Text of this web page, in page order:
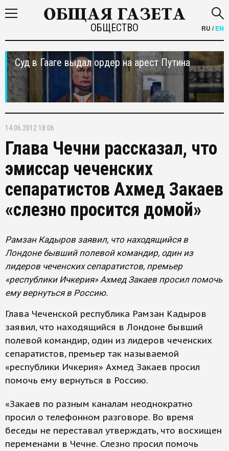
ОБЩЕСТВО RU /EN
Суд в Гааге выдал ордер на арест Путина
14.06.2012 18:06
Глава Чечни рассказал, что
эмиссар чеченских
сепаратистов Ахмед Закаев
«слезно просится домой»
Рамзан Кадыров заявил, что находящийся в
Лондоне бывший полевой командир, один из
лидеров чеченских сепаратистов, премьер
«республики Ичкерия» Ахмед Закаев просил помочь
ему вернуться в Россию.
Глава Чеченской республика Рамзан Кадыров
заявил, что находящийся в Лондоне бывший
полевой командир, один из лидеров чеченских
сепаратистов, премьер так называемой
«республики Ичкерия» Ахмед Закаев просил
помочь ему вернуться в Россию.
«Закаев по разным каналам неоднократно
просил о телефонном разговоре. Во время
беседы не переставал утверждать, что восхищен
переменами в Чечне. Слезно просил помочь